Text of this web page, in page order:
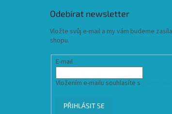
Odebírat newsletter
Vložte svůj e-mail a my vám budeme
shopu.
E-mail
Vložením e-mailu souhlasíte s
PŘIHLÁSIT SE